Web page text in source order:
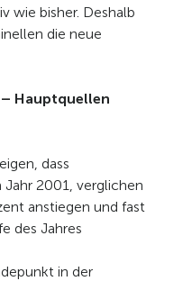
wie bisher. Deshalb
die neue
Hauptquellen
dass
2001, verglichen
anstiegen und fast
des Jahres
in der